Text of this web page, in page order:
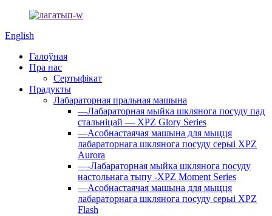
English
Галоўная
Пра нас
Сертыфікат
Прадукты
Лабараторная пральная машына
—Лабараторная мыйка шклянога посуду пад
стальніцай — XPZ Glory Series
—Асобнастаячая машына для мыцця
лабараторнага шклянога посуду серыі XPZ
Aurora
—-Лабараторная мыйка шклянога посуду
настольнага тыпу -XPZ Moment Series
—Асобнастаячая машына для мыцця
лабараторнага шклянога посуду серыі XPZ
Flash